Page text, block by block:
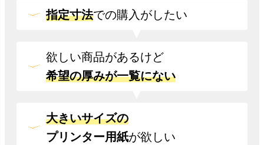
指定寸法での購入がしたい
欲しい商品があるけど
希望の厚みが一覧にない
大きいサイズの
プリンター用紙が欲しい